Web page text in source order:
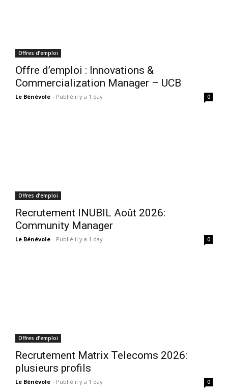
Offres d’emploi
Offre d’emploi : Innovations &
Commercialization Manager – UCB
Le Bénévole - Publié il y a 1 day 0
Offres d’emploi
Recrutement INUBIL Août 2026:
Community Manager
Le Bénévole - Publié il y a 1 day 0
Offres d’emploi
Recrutement Matrix Telecoms 2026:
plusieurs profils
Le Bénévole - Publié il y a 1 day 0